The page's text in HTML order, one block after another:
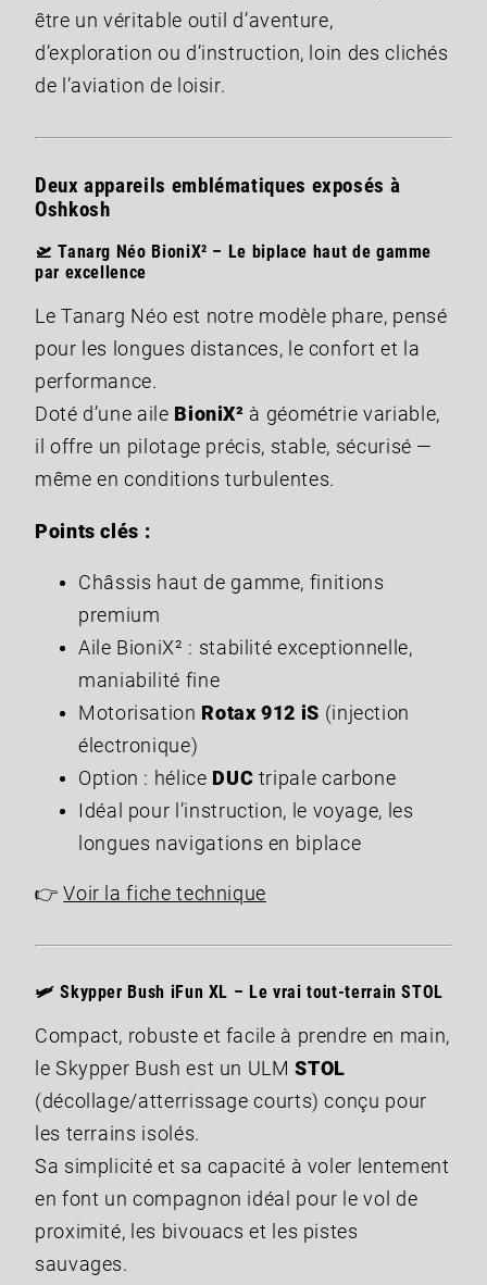
être un véritable outil d’aventure,
d’exploration ou d’instruction, loin des clichés
de l’aviation de loisir.
Deux appareils emblématiques exposés à
Oshkosh
🛫Tanarg Néo BioniX² – Le biplace haut de gamme
par excellence
Le Tanarg Néo est notre modèle phare, pensé
pour les longues distances, le confort et la
performance.
Doté d’une aile BioniX² à géométrie variable,
il offre un pilotage précis, stable, sécurisé —
même en conditions turbulentes.
Points clés :
Châssis haut de gamme, finitions
premium
Aile BioniX² : stabilité exceptionnelle,
maniabilité fine
Motorisation Rotax 912 iS (injection
électronique)
Option : hélice DUC tripale carbone
Idéal pour l’instruction, le voyage, les
longues navigations en biplace
👉Voir la fiche technique
🛩️Skypper Bush iFun XL – Le vrai tout-terrain STOL
Compact, robuste et facile à prendre en main,
le Skypper Bush est un ULMSTOL
(décollage/atterrissage courts) conçu pour
les terrains isolés.
Sa simplicité et sa capacité à voler lentement
en font un compagnon idéal pour le vol de
proximité, les bivouacs et les pistes
sauvages.